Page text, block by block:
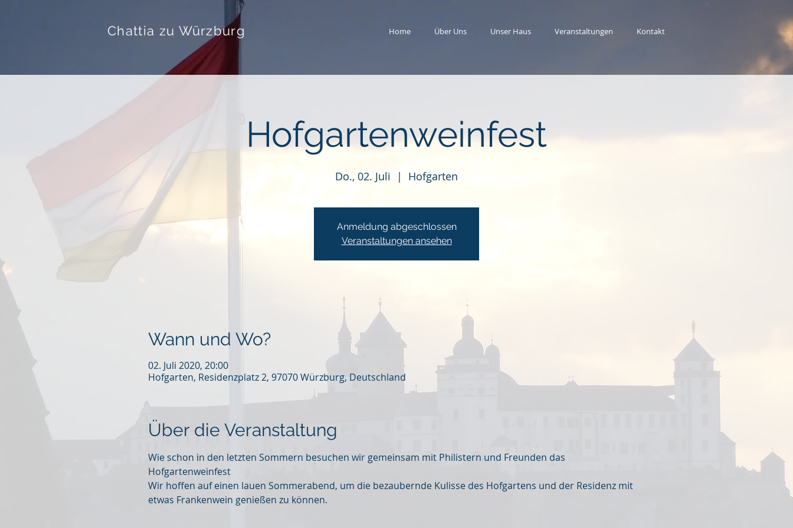
Chattia zu Würzburg Home Über Uns Unser Haus Veranstaltungen Kontakt
Hofgartenweinfest
Do., 02. Juli
  |
Hofgarten
Anmeldung abgeschlossen
Veranstaltungen ansehen
Wann und Wo?
02. Juli 2020, 20:00
Hofgarten, Residenzplatz 2, 97070 Würzburg, Deutschland
Über die Veranstaltung
Wie schon in den letzten Sommern besuchen wir gemeinsam mit Philistern und Freunden das
Hofgartenweinfest
Wir hoffen auf einen lauen Sommerabend, um die bezaubernde Kulisse des Hofgartens und der Residenz mit
etwas Frankenwein genießen zu können.